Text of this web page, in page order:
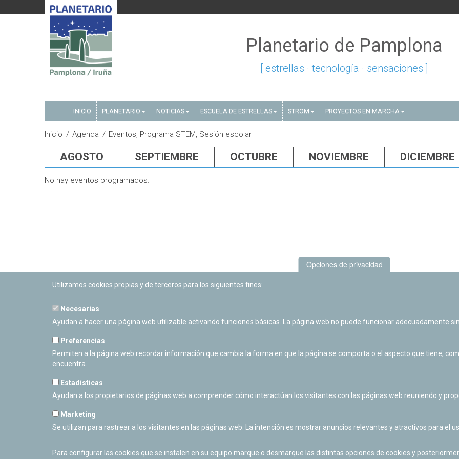
Planetario de Pamplona
[ estrellas · tecnología · sensaciones ]
INICIO PLANETARIO NOTICIAS ESCUELA DE ESTRELLAS STROM PROYECTOS EN MARCHA
Inicio Agenda Eventos, Programa STEM, Sesión escolar
AGOSTO SEPTIEMBRE OCTUBRE NOVIEMBRE DICIEMBRE
No hay eventos programados.
PLANETARIO DE PAMPLONA
Calle Sancho RamÃ­rez, s/n
Cerrado Temporalmente
Opciones de privacidad
Utilizamos cookies propias y de terceros para los siguientes fines:
Necesarias
Ayudan a hacer una página web utilizable activando funciones básicas. La página web no puede funcionar adecuadamente
Preferencias
Permiten a la página web recordar información que cambia la forma en que la página se comporta o el aspecto que tiene,
encuentra.
Estadísticas
Ayudan a los propietarios de páginas web a comprender cómo interactúan los visitantes con las páginas web reuniendo y
Marketing
Se utilizan para rastrear a los visitantes en las páginas web. La intención es mostrar anuncios relevantes y atractivos para el
Para configurar las cookies que se instalen en su equipo marque o desmarque las distintas opciones de cookies y